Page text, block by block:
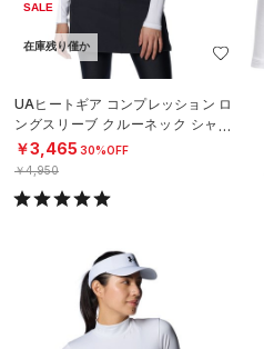
SALE
在庫残り僅か
UAヒートギア コンプレッション ロ
ングスリーブ クルーネック シャツ
（ゴルフ/WOMEN）
￥3,465 30%OFF
￥4,950